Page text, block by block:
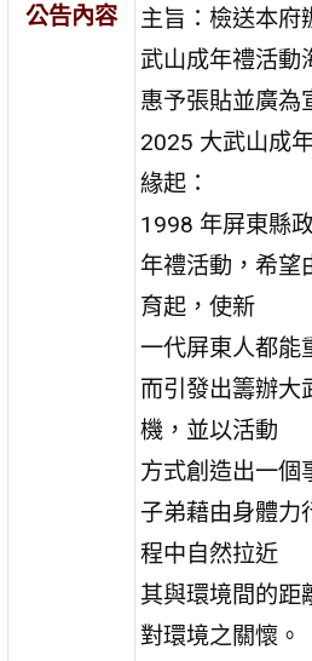
公告內容
主旨：檢送本府
武山成年禮活動
惠予張貼並廣為
2025 大武山成
緣起：
1998 年屏東縣
年禮活動，希望
育起，使新
一代屏東人都能
而引發出籌辦大
機，並以活動
方式創造出一個
子弟藉由身體力
程中自然拉近
其與環境間的距
對環境之關懷。